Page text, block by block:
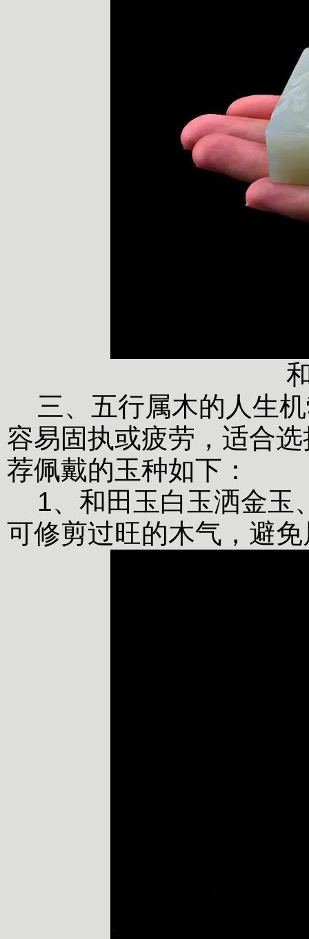
三、五行属木的人生机
容易固执或疲劳，适合
荐佩戴的玉种如下：
1、和田玉白玉洒金玉
可修剪过旺的木气，避